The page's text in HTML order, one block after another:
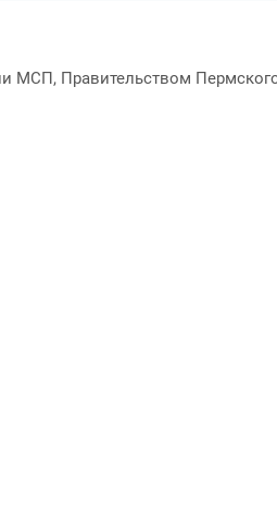
МСП, Правительством